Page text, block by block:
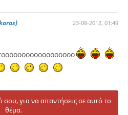
23-08-2012, 01:49
σου, για να απαντήσεις σε αυτό το
θέμα.